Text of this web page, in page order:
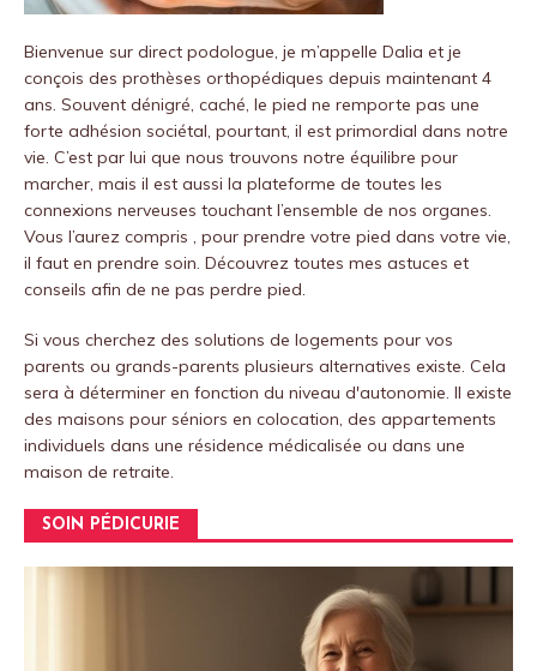
Bienvenue sur direct podologue , je m’appelle Dalia et je
conçois des prothèses orthopédiques depuis maintenant 4
ans. Souvent dénigré, caché, le pied ne remporte pas une
forte adhésion sociétal, pourtant, il est primordial dans notre
vie. C’est par lui que nous trouvons notre équilibre pour
marcher, mais il est aussi la plateforme de toutes les
connexions nerveuses touchant l’ensemble de nos organes.
Vous l’aurez compris , pour prendre votre pied dans votre vie,
il faut en prendre soin. Découvrez toutes mes astuces et
conseils afin de ne pas perdre pied.
Si vous cherchez des solutions de logements pour vos
parents ou grands-parents plusieurs alternatives existe. Cela
sera à déterminer en fonction du niveau d'autonomie. Il existe
des maisons pour séniors en colocation, des appartements
individuels dans une résidence médicalisée ou dans une
maison de retraite.
SOIN PÉDICURIE